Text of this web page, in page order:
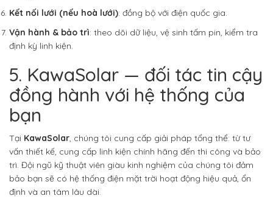
Kết nối lưới (nếu hoà lưới): đồng bộ với điện quốc gia.
Vận hành & bảo trì: theo dõi dữ liệu, vệ sinh tấm pin, kiểm tra
định kỳ linh kiện.
5. KawaSolar — đối tác tin cậy
đồng hành với hệ thống của
bạn
Tại KawaSolar, chúng tôi cung cấp giải pháp tổng thể: từ tư
vấn thiết kế, cung cấp linh kiện chính hãng đến thi công và bảo
trì. Đội ngũ kỹ thuật viên giàu kinh nghiệm của chúng tôi đảm
bảo bạn sẽ có hệ thống điện mặt trời hoạt động hiệu quả, ổn
định và an tâm lâu dài.